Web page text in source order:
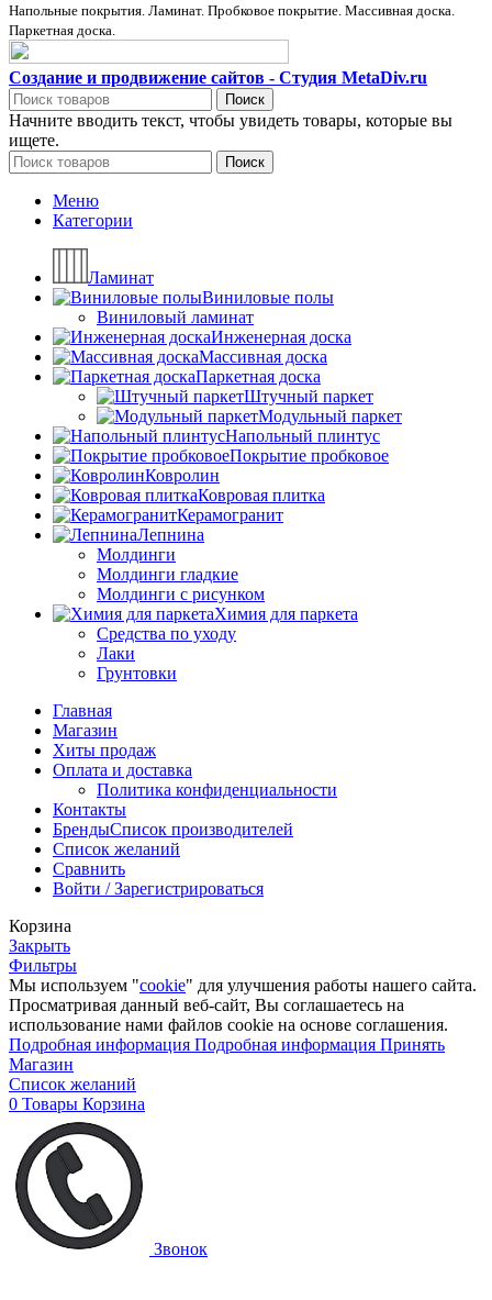
Напольные покрытия. Ламинат. Пробковое покрытие. Массивная доска.
Паркетная доска.
Создание и продвижение сайтов - Студия MetaDiv.ru
Поиск
Начните вводить текст, чтобы увидеть товары, которые вы
ищете.
Поиск
Меню
Категории
Ламинат
Виниловые полы
Виниловый ламинат
Инженерная доска
Массивная доска
Паркетная доска
Штучный паркет
Модульный паркет
Напольный плинтус
Покрытие пробковое
Ковролин
Ковровая плитка
Керамогранит
Лепнина
Молдинги
Молдинги гладкие
Молдинги с рисунком
Химия для паркета
Средства по уходу
Лаки
Грунтовки
Главная
Магазин
Хиты продаж
Оплата и доставка
Политика конфиденциальности
Контакты
БрендыСписок производителей
Список желаний
Сравнить
Войти / Зарегистрироваться
Корзина
Закрыть
Фильтры
Мы используем "cookie" для улучшения работы нашего сайта.
Просматривая данный веб-сайт, Вы соглашаетесь на
использование нами файлов cookie на основе соглашения.
Подробная информация Подробная информация Принять
Магазин
Список желаний
0 Товары Корзина
Звонок